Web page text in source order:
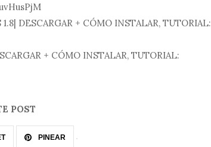
DESCARGAR + CÓMO INSTALAR, TUTORIAL:
+ CÓMO INSTALAR, TUTORIAL:
POST
PINEAR